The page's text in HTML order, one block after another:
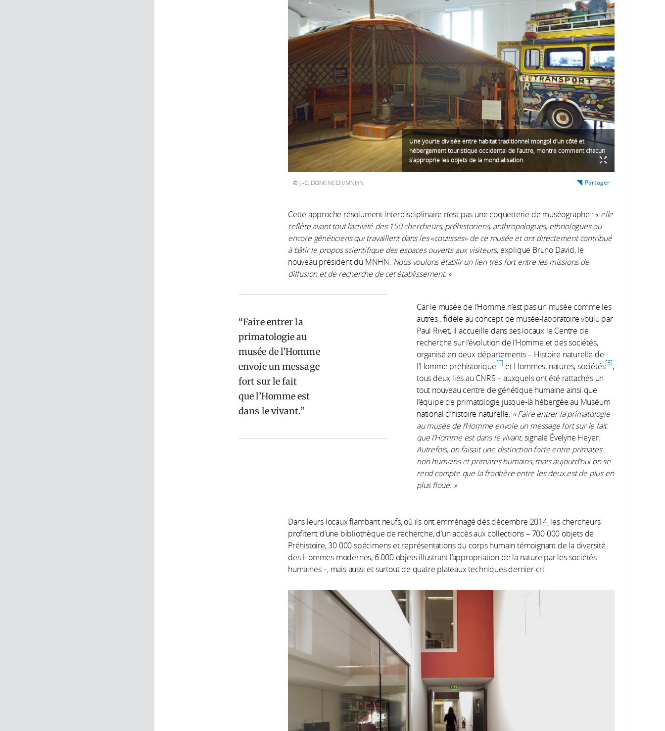
Une yourte divisée entre habitat traditionnel mongol d'un côté et
hébergement touristique occidental de l'autre, montre comment chacun
s'approprie les objets de la mondialisation.
J.-C. DOMENECH/MNHN Partager
Cette approche résolument interdisciplinaire n’est pas une coquetterie de muséographe : « elle
reflète avanttout l’activité des 150 chercheurs, préhistoriens, anthropologues, ethnologues ou
encore généticiens qui travaillentdans les «coulisses» de ce musée et ont directement contribué
à bâtir le propos scientifique des espacesouverts aux visiteurs, explique Bruno David, le
nouveau président du MNHN. Nous voulons établir un lien très fort entre les missions de
diffusion et de recherche de cet établissement. »
Faire entrer la
primatologie au
musée de l’Homme
envoie un message
fort sur le fait
que l’Homme est
dans le vivant.
Car le musée de l’Homme n’est pas un musée comme les
autres : fidèle au concept de musée-laboratoire voulu par
Paul Rivet, il accueille dans ses locaux le Centre de
recherche sur l’évolution de l’Homme et des sociétés,
organisé en deux départements – Histoire naturelle de
l’Homme préhistorique 2 et Hommes, natures, sociétés 3 ,
tous deux liés au CNRS – auxquels ont été rattachés un
tout nouveau centre de génétique humaine ainsi que
l’équipe de primatologie jusque-là hébergée au Muséum
national d’histoire naturelle. « Faire entrer la primatologie
au musée de l’Homme envoie un message fort sur le fait
que l’Homme est dans le vivant,signale Évelyne Heyer.
Autrefois, on faisait une distinction forte entre primates
non humains et primates humains, mais aujourd’hui on se
rend compte que la frontière entre les deux est de plus en
plus floue. »
Dans leurs locaux flambant neufs, où ils ont emménagé dès décembre 2014, les chercheurs
profitent d’une bibliothèque de recherche, d’un accès aux collections – 700 000 objets de
Préhistoire, 30 000 spécimens et représentations du corps humain témoignant de la diversité
des Hommes modernes, 6 000 objets illustrant l’appropriation de la nature par les sociétés
humaines –, mais aussi et surtout de quatre plateaux techniques dernier cri.